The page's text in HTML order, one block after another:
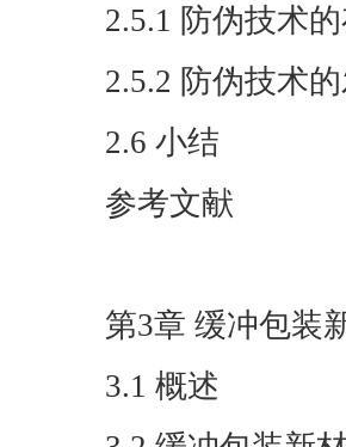
2.5.1 防伪技术
2.5.2 防伪技术
2.6 小结
参考文献
第3章 缓冲包装
3.1 概述